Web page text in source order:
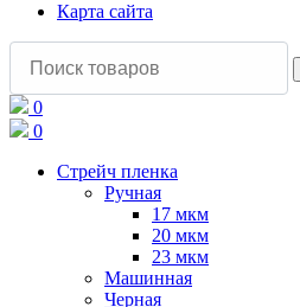
Карта сайта
0
0
Стрейч пленка
Ручная
17 мкм
20 мкм
23 мкм
Машинная
Черная